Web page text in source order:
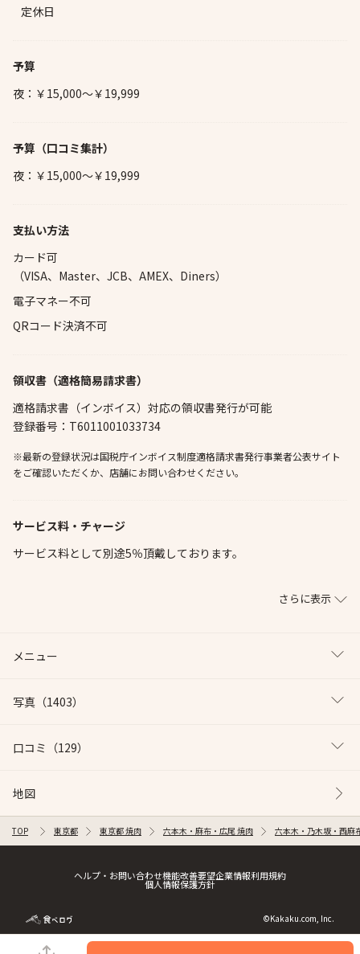
定休日
予算
夜：￥15,000～￥19,999
予算 （口コミ集計）
夜：￥15,000～￥19,999
支払い方法
カード可
（VISA、Master、JCB、AMEX、Diners）
電子マネー不可
QRコード決済不可
領収書（適格簡易請求書）
適格請求書（インボイス）対応の領収書発行が可能
登録番号：T6011001033734
※最新の登録状況は国税庁インボイス制度適格請求書発行事業者公表サイト
をご確認いただくか、店舗にお問い合わせください。
サービス料・チャージ
サービス料として別途5％頂戴しております。
さらに表示
メニュー
写真 （1403）
口コミ （129）
地図
TOP 東京都 東京都 焼肉 六本木・麻布・広尾 焼肉 六本木・乃木坂・西麻
ヘルプ・お問い合わせ機能改善要望企業情報利用規約
個人情報保護方針
©Kakaku.com, Inc.